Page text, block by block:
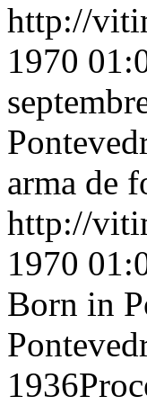
http://
1970
arma de
http://
1970
Born in